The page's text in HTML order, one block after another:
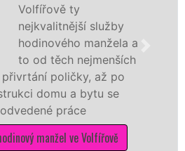
Volfířově ty
nejkvalitnější služby
hodinového manžela a
to od těch nejmenších
poličky, až po
domu a bytu se
práce
manžel ve Volfířově